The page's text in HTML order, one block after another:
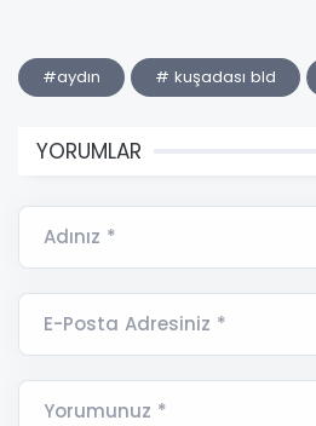
#aydın # kuşadası bld
YORUMLAR
Adınız *
E-Posta Adresiniz *
Yorumunuz *